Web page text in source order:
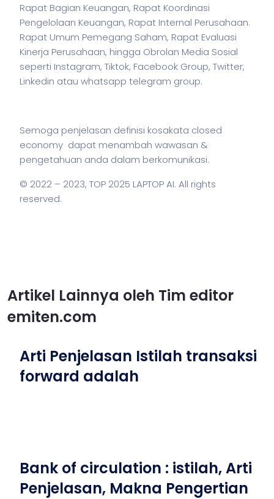
Rapat Bagian Keuangan, Rapat Koordinasi
Pengelolaan Keuangan, Rapat Internal Perusahaan.
Rapat Umum Pemegang Saham, Rapat Evaluasi
Kinerja Perusahaan, hingga Obrolan Media Sosial
seperti Instagram, Tiktok, Facebook Group, Twitter,
Linkedin atau whatsapp telegram group.
Semoga penjelasan definisi kosakata closed
economy dapat menambah wawasan &
pengetahuan anda dalam berkomunikasi.
© 2022 – 2023, TOP 2025 LAPTOP AI. All rights
reserved.
Artikel Lainnya oleh Tim editor
emiten.com
Arti Penjelasan Istilah transaksi
forward adalah
Bank of circulation : istilah, Arti
Penjelasan, Makna Pengertian